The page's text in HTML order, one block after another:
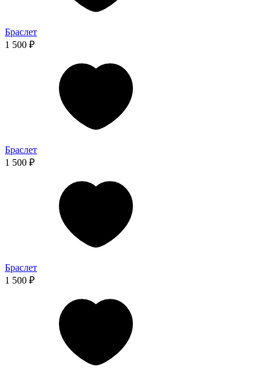
Браслет
1 500 ₽
Браслет
1 500 ₽
Браслет
1 500 ₽